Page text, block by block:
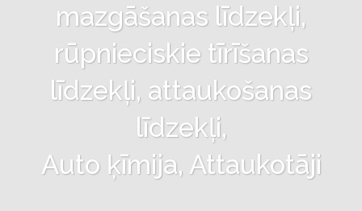
mazgāšanas līdzekļi,
rūpnieciskie tīrīšanas
līdzekļi, attaukošanas
līdzekļi,
Auto ķīmija, Attaukotāji